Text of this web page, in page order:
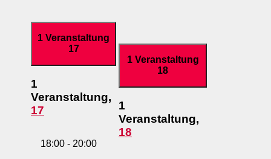
1 Veranstaltung
17
1
Veranstaltung,
17
18:00 - 20:00
1 Veranstaltung
18
1
Veranstaltung,
18